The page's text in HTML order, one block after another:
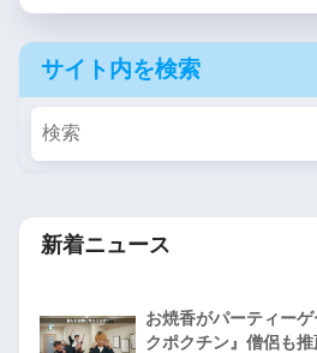
サイト内を検索
新着ニュース
お焼香がパーティー
クポクチン』僧侶も推